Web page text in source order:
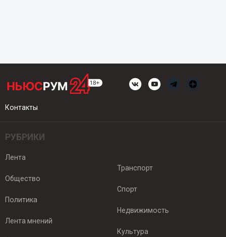
Контакты
РУБРИКИ
Лента
Общество
Политика
Лента мнений
Транспорт
Спорт
Недвижимость
Культура